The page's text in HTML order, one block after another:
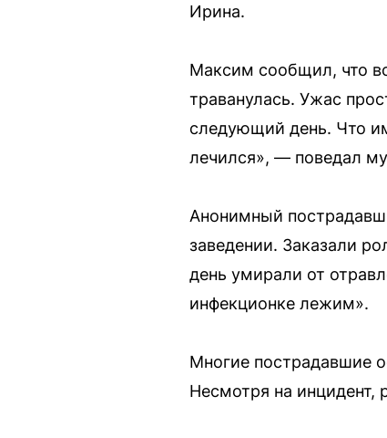
Ирина.
Максим сообщил, что
траванулась. Ужас
следующий день. Что
лечился», — поведал
Анонимный
заведении. Заказали
день умирали от
инфекционке лежим».
Многие пострадавшие
Несмотря на инцидент,